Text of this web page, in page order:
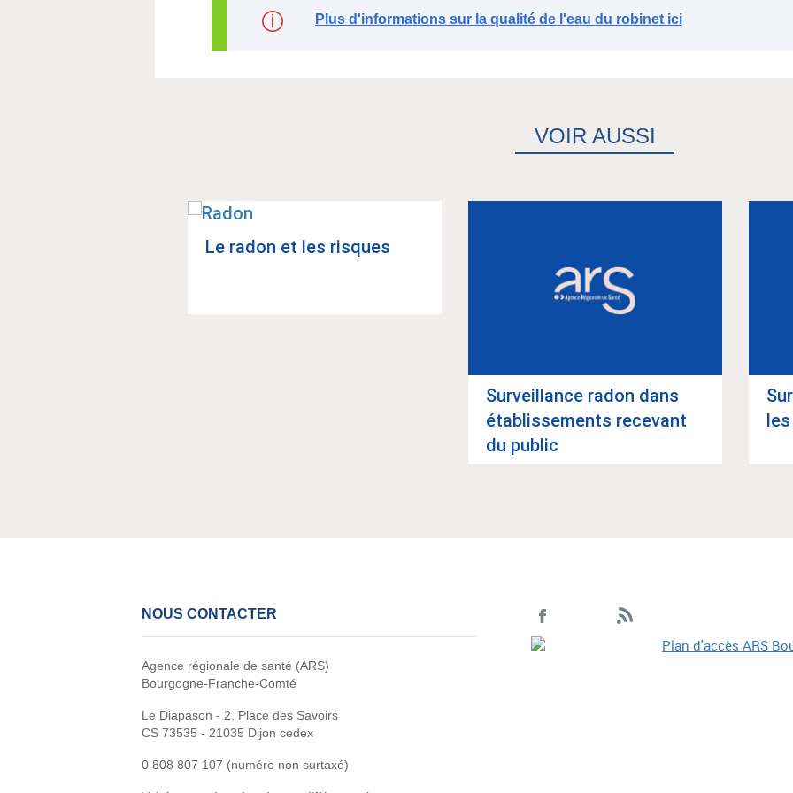
Plus d'informations sur la qualité de l'eau du robinet ici
VOIR AUSSI
Le radon et les risques
Sur­veillance radon dans
éta­blis­se­ments rece­vant
du public
NOUS CONTACTER
Agence régionale de santé (ARS)
Bourgogne-Franche-Comté
Le Diapason - 2, Place des Savoirs
CS 73535 - 21035 Dijon cedex
0 808 807 107 (numéro non surtaxé)